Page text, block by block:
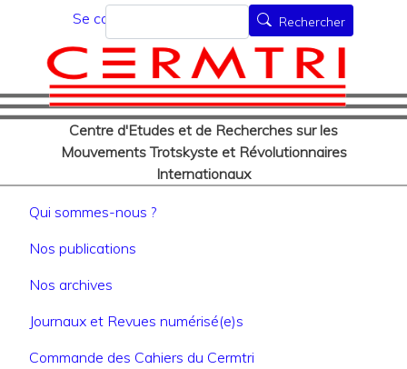
au
contenu
principal
Menu du compte de
Se connecter
Centre d'Etudes et de Recherches sur les
Mouvements Trotskyste et Révolutionnaires
Internationaux
Rechercher Rechercher
Navigation principale
Qui sommes-nous ?
Nos publications
Nos archives
Journaux et Revues numérisé(e)s
Commande des Cahiers du Cermtri